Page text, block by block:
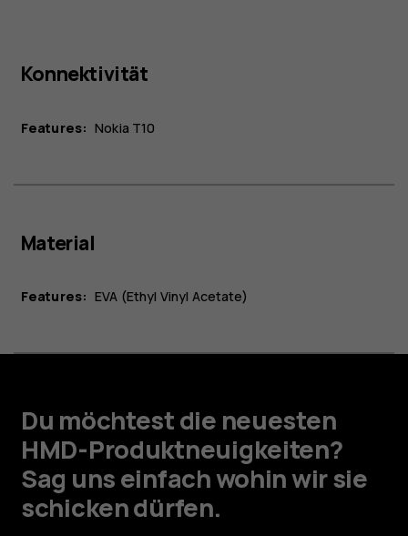
Konnektivität
Features: Nokia T10
Material
Features: EVA (Ethyl Vinyl Acetate)
Du möchtest die neuesten
HMD-Produktneuigkeiten?
Sag uns einfach wohin wir sie
schicken dürfen.